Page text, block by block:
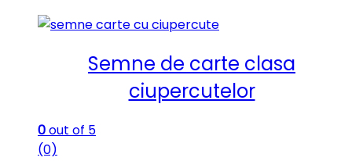
Semne de carte clasa
ciupercutelor
0out of 5
(0)